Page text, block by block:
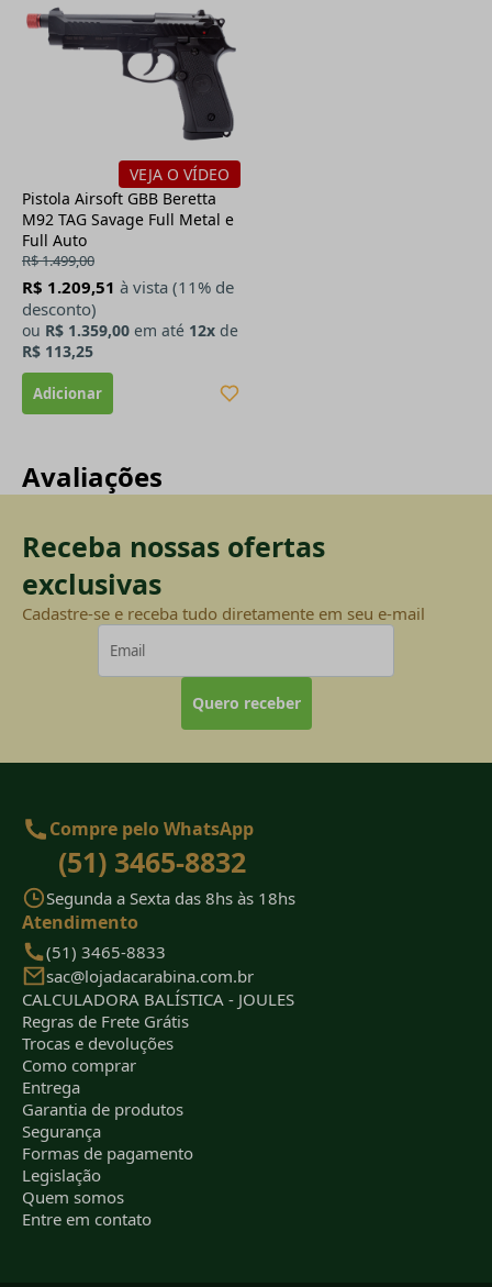
VEJA O VÍDEO
Pistola Airsoft GBB Beretta
M92 TAG Savage Full Metal e
Full Auto
R$ 1.499,00
R$ 1.209,51 à vista (11% de
desconto)
ou R$ 1.359,00 em até 12x de
R$ 113,25
Avaliações
Receba nossas ofertas
exclusivas
Cadastre-se e receba tudo diretamente em seu e-mail
Quero receber
Compre pelo WhatsApp
(51) 3465-8832
Segunda a Sexta das 8hs às 18hs
Atendimento
(51) 3465-8833
sac@lojadacarabina.com.br
CALCULADORA BALÍSTICA - JOULES
Regras de Frete Grátis
Trocas e devoluções
Como comprar
Entrega
Garantia de produtos
Segurança
Formas de pagamento
Legislação
Quem somos
Entre em contato